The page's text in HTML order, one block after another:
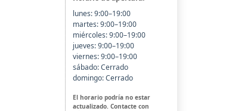
lunes: 9:00–19:00
martes: 9:00–19:00
miércoles: 9:00–19:00
jueves: 9:00–19:00
viernes: 9:00–19:00
sábado: Cerrado
domingo: Cerrado
El horario podría no estar
actualizado. Contacte con